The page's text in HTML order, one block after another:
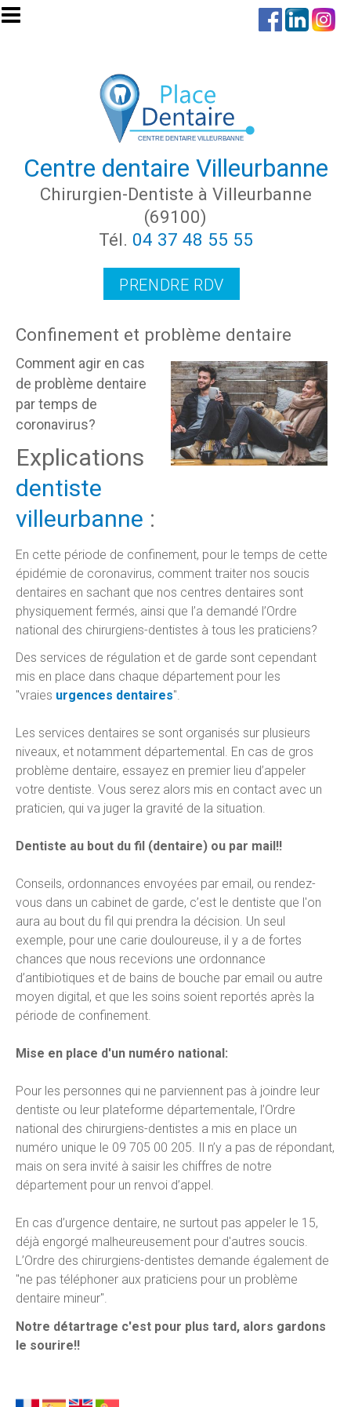
Aller au contenu principal
Centre dentaire Villeurbanne
Chirurgien-Dentiste à Villeurbanne
(69100)
Tél. 04 37 48 55 55
PRENDRE RDV
Confinement et problème dentaire
Comment agir en cas
de problème dentaire
par temps de
coronavirus?
Explications
dentiste
villeurbanne :
En cette période de confinement, pour le temps de cette
épidémie de coronavirus, comment traiter nos soucis
dentaires en sachant que nos centres dentaires sont
physiquement fermés, ainsi que l’a demandé l’Ordre
national des chirurgiens-dentistes à tous les praticiens?
Des services de régulation et de garde sont cependant
mis en place dans chaque département pour les
"vraies urgences dentaires".
Les services dentaires se sont organisés sur plusieurs
niveaux, et notamment départemental. En cas de gros
problème dentaire, essayez en premier lieu d’appeler
votre dentiste. Vous serez alors mis en contact avec un
praticien, qui va juger la gravité de la situation.
Dentiste au bout du fil (dentaire) ou par mail!!
Conseils, ordonnances envoyées par email, ou rendez-
vous dans un cabinet de garde, c’est le dentiste que l'on
aura au bout du fil qui prendra la décision. Un seul
exemple, pour une carie douloureuse, il y a de fortes
chances que nous recevions une ordonnance
d’antibiotiques et de bains de bouche par email ou autre
moyen digital, et que les soins soient reportés après la
période de confinement.
Mise en place d'un numéro national:
Pour les personnes qui ne parviennent pas à joindre leur
dentiste ou leur plateforme départementale, l’Ordre
national des chirurgiens-dentistes a mis en place un
numéro unique le 09 705 00 205. Il n’y a pas de répondant,
mais on sera invité à saisir les chiffres de notre
département pour un renvoi d’appel.
En cas d’urgence dentaire, ne surtout pas appeler le 15,
déjà engorgé malheureusement pour d'autres soucis.
L’Ordre des chirurgiens-dentistes demande également de
"ne pas téléphoner aux praticiens pour un problème
dentaire mineur".
Notre détartrage c'est pour plus tard, alors gardons
le sourire!!